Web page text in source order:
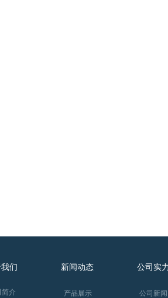
产品展示 公司新闻
们 新闻动态 公司实
简介